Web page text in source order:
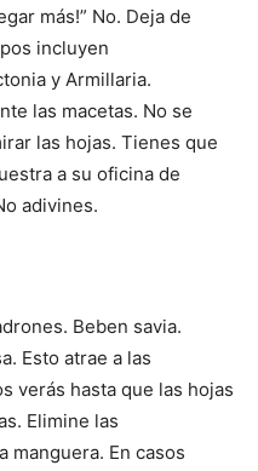
más!” No. Deja de
incluyen
y Armillaria.
las macetas. No se
las hojas. Tienes que
a su oficina de
adivines.
Beben savia.
Esto atrae a las
verás hasta que las hojas
Elimine las
manguera. En casos